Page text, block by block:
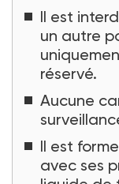
Il est
un autre
réservé.
Aucune
Il est
avec ses